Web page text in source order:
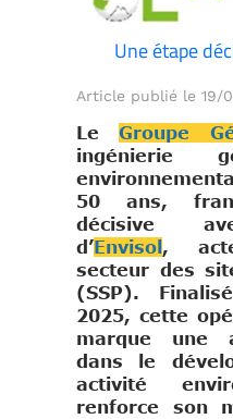
Une étape
Article publié le 19/
LeGroupe
ingénierie
50 ans,
décisive
d’ Envisol ,
secteur des
(SSP).
2025, cette
marque une
dans le
activité
renforce son